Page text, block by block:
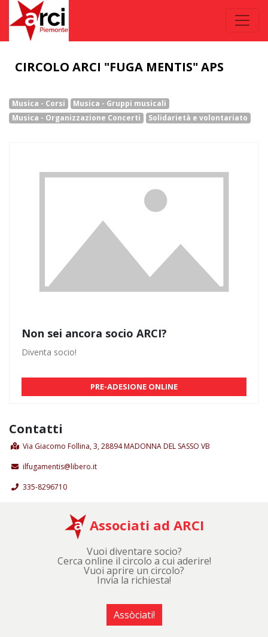
CIRCOLO ARCI "FUGA MENTIS" APS
Musica - Corsi
Musica - Gruppi musicali
Musica - Organizzazione Concerti
Solidarietà e volontariato
Non sei ancora socio ARCI?
Diventa socio!
PRE-ADESIONE ONLINE
Contatti
Via Giacomo Follina, 3, 28894 MADONNA DEL SASSO VB
ilfugamentis@libero.it
335-8296710
Associati ad ARCI
Vuoi diventare socio?
Cerca online il circolo a cui aderire!
Vuoi aprire un circolo?
Invia la richiesta!
Assòciati!